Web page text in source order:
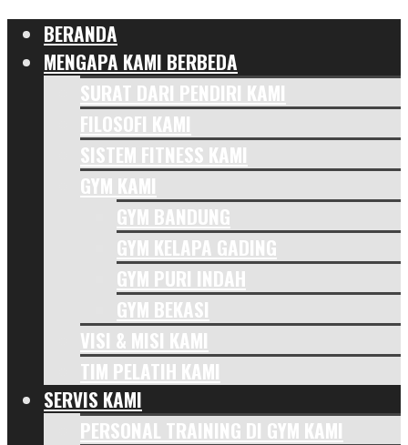
BERANDA
MENGAPA KAMI BERBEDA
SURAT DARI PENDIRI KAMI
FILOSOFI KAMI
SISTEM FITNESS KAMI
GYM KAMI
GYM BANDUNG
GYM KELAPA GADING
GYM PURI INDAH
GYM BEKASI
VISI & MISI KAMI
TIM PELATIH KAMI
SERVIS KAMI
PERSONAL TRAINING DI GYM KAMI